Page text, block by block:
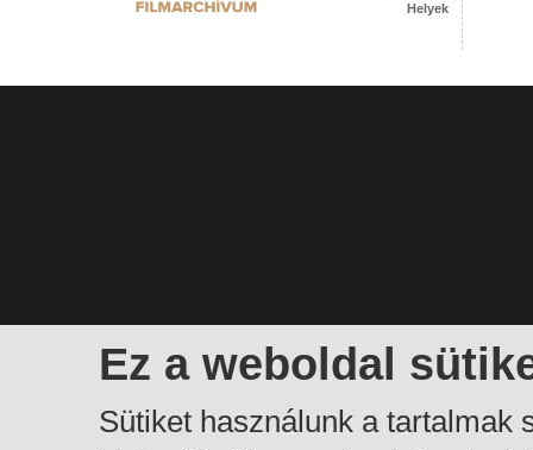
Ez a weboldal
Sütiket használunk a tartalmak
Helyek